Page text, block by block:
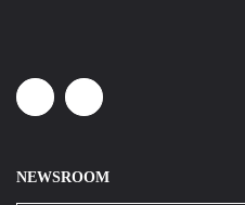
LinkedinYoutube
NEWSROOM